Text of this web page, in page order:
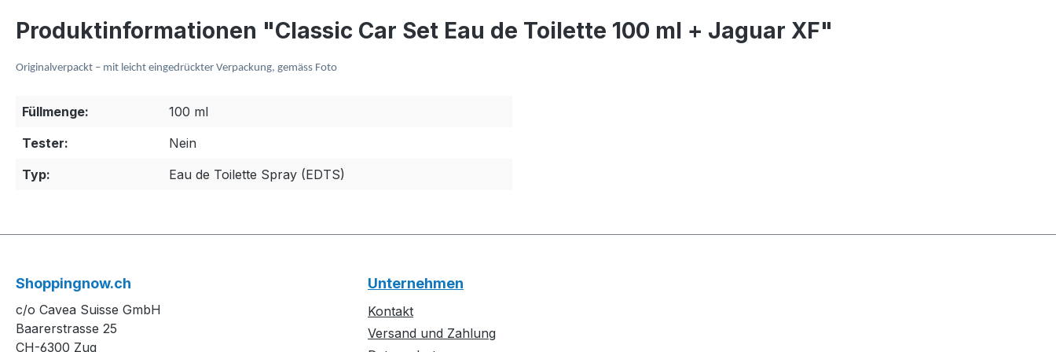
Produktinformationen "Classic Car Set Eau de Toilette 100 ml + Jaguar XF"
Originalverpackt – mit leicht eingedrückter Verpackung, gemäss Foto
Füllmenge:
100 ml
Tester:
Nein
Typ:
Eau de Toilette Spray (EDTS)
Shoppingnow.ch
c/o Cavea Suisse GmbH
Baarerstrasse 25
CH-6300 Zug
Unternehmen
Kontakt
Versand und Zahlung